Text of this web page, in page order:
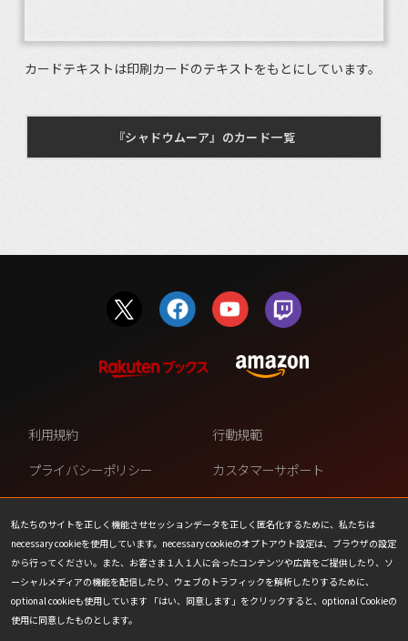
カードテキストは印刷カードのテキストをもとにしています。
『シャドウムーア』のカード一覧
私たちのサイトを正しく機能させセッションデータを正しく匿名化するために、私たちは
necessary cookieを使用しています。necessary cookieのオプトアウト設定は、ブラウザの設定
から行ってください。また、お客さま１人１人に合ったコンテンツや広告をご提供したり、ソ
ーシャルメディアの機能を配信したり、ウェブのトラフィックを解析したりするために、
optional cookieも使用しています 「はい、同意します」をクリックすると、optional Cookieの
使用に同意したものとします。
利用規約
行動規範
プライバシーポリシー
カスタマーサポート
ファンコンテンツ・ポリシー
個人情報の販売や共有を許可し
ない
COOKIE
プレスリリース
会社情報
お問い合わせ